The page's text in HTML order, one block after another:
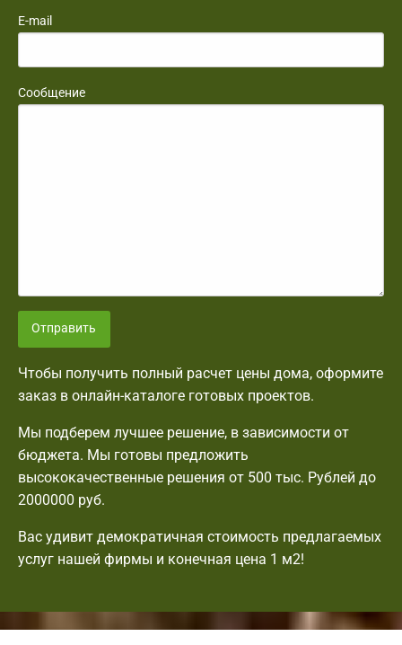
E-mail
Сообщение
Отправить
Чтобы получить полный расчет цены дома, оформите
заказ в онлайн-каталоге готовых проектов.
Мы подберем лучшее решение, в зависимости от
бюджета. Мы готовы предложить
высококачественные решения от 500 тыс. Рублей до
2000000 руб.
Вас удивит демократичная стоимость предлагаемых
услуг нашей фирмы и конечная цена 1 м2!